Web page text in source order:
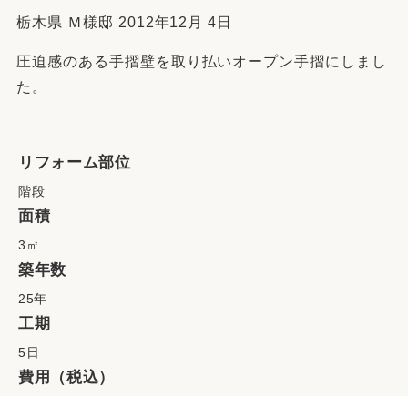
栃木県 Ｍ様邸 2012年12月 4日
圧迫感のある手摺壁を取り払いオープン手摺にしまし
た。
リフォーム部位
階段
面積
3㎡
築年数
25年
工期
5日
費用（税込）